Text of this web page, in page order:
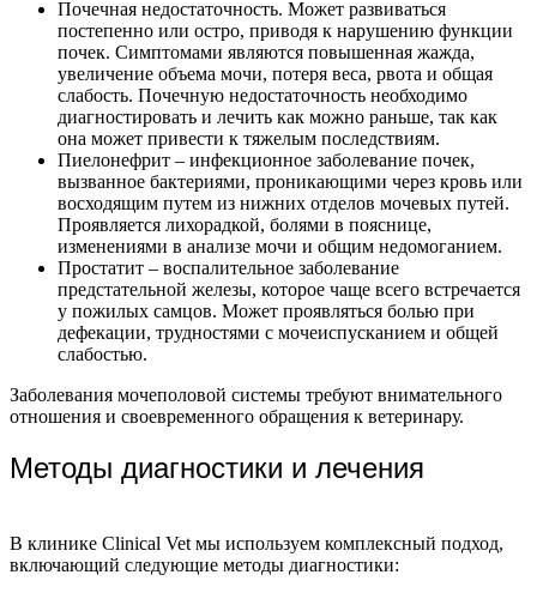
Почечная недостаточность. Может развиваться
постепенно или остро, приводя к нарушению функции
почек. Симптомами являются повышенная жажда,
увеличение объема мочи, потеря веса, рвота и общая
слабость. Почечную недостаточность необходимо
диагностировать и лечить как можно раньше, так как
она может привести к тяжелым последствиям.
Пиелонефрит – инфекционное заболевание почек,
вызванное бактериями, проникающими через кровь или
восходящим путем из нижних отделов мочевых путей.
Проявляется лихорадкой, болями в пояснице,
изменениями в анализе мочи и общим недомоганием.
Простатит – воспалительное заболевание
предстательной железы, которое чаще всего встречается
у пожилых самцов. Может проявляться болью при
дефекации, трудностями с мочеиспусканием и общей
слабостью.
Заболевания мочеполовой системы требуют внимательного
отношения и своевременного обращения к ветеринару.
Методы диагностики и лечения
В клинике Clinical Vet мы используем комплексный подход,
включающий следующие методы диагностики: